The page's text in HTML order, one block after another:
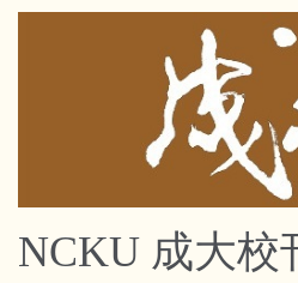
跳
NCKU 成大校